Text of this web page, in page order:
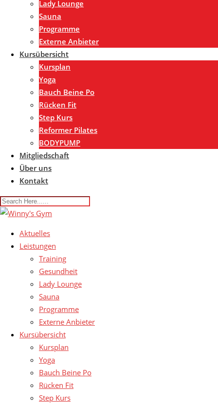
Lady Lounge
Sauna
Programme
Externe Anbieter
Kursübersicht
Kursplan
Yoga
Bauch Beine Po
Rücken Fit
Step Kurs
Reformer Pilates
BODYPUMP
Mitgliedschaft
Über uns
Kontakt
Aktuelles
Leistungen
Training
Gesundheit
Lady Lounge
Sauna
Programme
Externe Anbieter
Kursübersicht
Kursplan
Yoga
Bauch Beine Po
Rücken Fit
Step Kurs